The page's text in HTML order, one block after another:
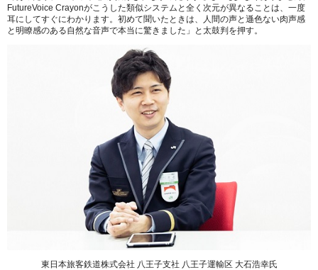
FutureVoice Crayonがこうした類似システムと全く次元が異なることは、一度
耳にしてすぐにわかります。初めて聞いたときは、人間の声と遜色ない肉声感
と明瞭感のある自然な音声で本当に驚きました」と太鼓判を押す。
東日本旅客鉄道株式会社 八王子支社 八王子運輸区 大石浩幸氏